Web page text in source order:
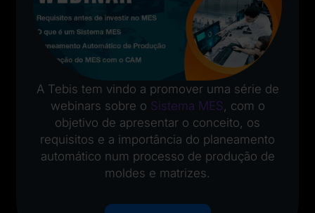
A Tebis tem vindo a promover uma série de
webinars sobre o Sistema MES, com o
objetivo de apresentar o conceito, os
requisitos e a importância do planeamento
automático num processo de produção de
moldes e matrizes.